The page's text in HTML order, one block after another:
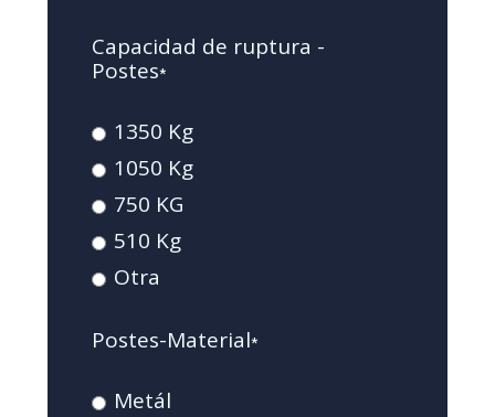
Capacidad de ruptura -
Postes*
1350 Kg
1050 Kg
750 KG
510 Kg
Otra
Postes-Material*
Metál